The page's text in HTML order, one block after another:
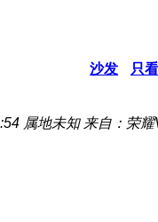
沙发 只
属地未知 来自：荣